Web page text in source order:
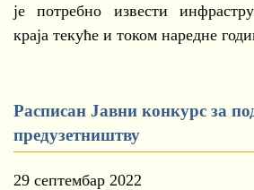
је потребно извести
краја текуће и током наредне
Расписан Јавни конкурс за
предузетништву
29 септембар 2022